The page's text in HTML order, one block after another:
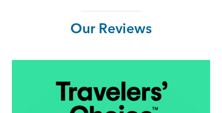
Our Reviews